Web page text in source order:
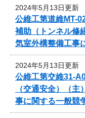
2024年5月13日更新
公維工第道維MT-
補助（トンネル修
気室外構整備工事
2024年5月13日更新
公維工第交維31-
（交通安全）（
事に関する一般競